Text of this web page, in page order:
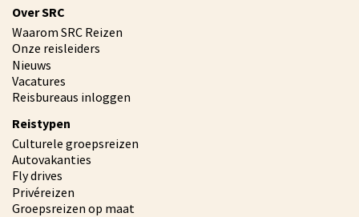
Over SRC
Waarom SRC Reizen
Onze reisleiders
Nieuws
Vacatures
Reisbureaus inloggen
Reistypen
Culturele groepsreizen
Autovakanties
Fly drives
Privéreizen
Groepsreizen op maat